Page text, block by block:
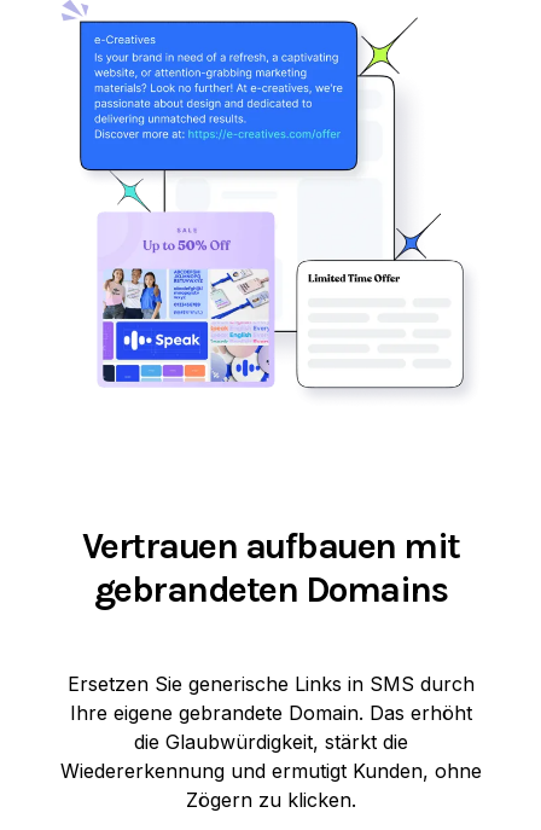
Vertrauen aufbauen mit
gebrandeten Domains
Ersetzen Sie generische Links in SMS durch
Ihre eigene gebrandete Domain. Das erhöht
die Glaubwürdigkeit, stärkt die
Wiedererkennung und ermutigt Kunden, ohne
Zögern zu klicken.